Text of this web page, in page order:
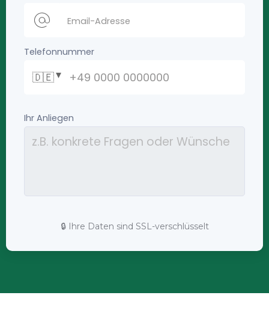
🔒 Ihre Daten sind SSL-verschlüsselt